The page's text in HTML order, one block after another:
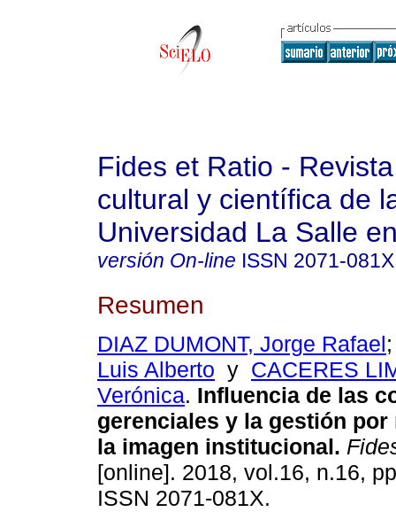
Fides et Ratio -
cultural y científica de
Universidad La Salle
versión On-line ISSN 2071-081X
Resumen
DIAZ DUMONT, Jorge Rafael
Luis Alberto y CACERES
Verónica. Influencia de las
gerenciales y la gestión por
la imagen institucional.
[online]. 2018, vol.16, n.16,
ISSN 2071-081X.